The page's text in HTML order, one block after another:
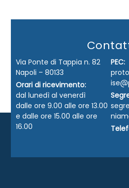
Via Ponte di Tappia n. 82
Napoli – 80133
Orari di ricevimento:
dal lunedì al venerdì
dalle ore 9.00 alle ore 13.00
e dalle ore 15.00 alle ore
16.00
PEC: